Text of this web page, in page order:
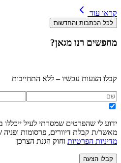
קראו עוד
לכל הכתבות והחדשות
מחפשים רנו מגאן?
קבלו הצעות עכשיו – ללא התחייבות
ידוע לי שהפרטים שמסרתי לעיל ייכללו
מאשר/ת קבלת דיוורים, פרסומות ופניה
מדיניות הפרטיות וחוק הגנת הצרכן
קבלו הצעה